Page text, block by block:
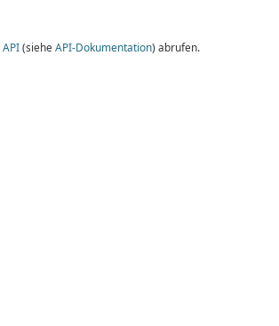
API(siehe API-Dokumentation) abrufen.